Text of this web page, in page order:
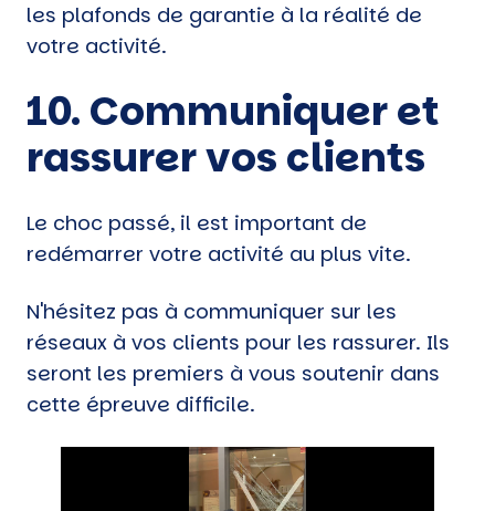
les plafonds de garantie à la réalité de
votre activité.
10. Communiquer et
rassurer vos clients
Le choc passé, il est important de
redémarrer votre activité au plus vite.
N'hésitez pas à communiquer sur les
réseaux à vos clients pour les rassurer. Ils
seront les premiers à vous soutenir dans
cette épreuve difficile.